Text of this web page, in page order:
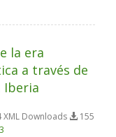
la era
a través de
Iberia
XML Downloads
155